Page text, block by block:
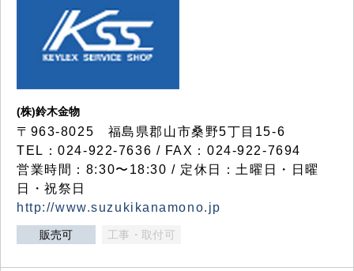
(株)鈴木金物
〒963-8025 福島県郡山市桑野5丁目15-6
TEL：024-922-7636 / FAX：024-922-7694
営業時間：8:30〜18:30 / 定休日：土曜日・日曜
日・祝祭日
http://www.suzukikanamono.jp
販売可 工事・取付可